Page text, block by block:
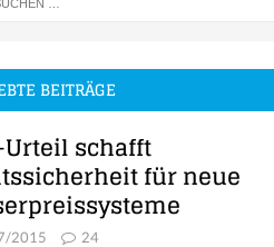
BEITRÄGE
Urteil schafft
für neue
2015 24